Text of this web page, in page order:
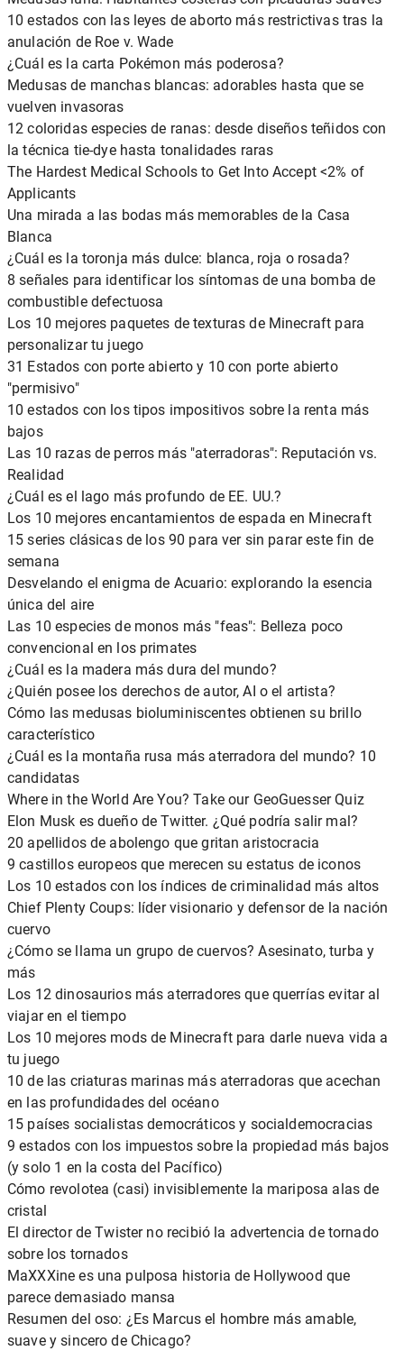
10 estados con las leyes de aborto más restrictivas tras la
anulación de Roe v. Wade
¿Cuál es la carta Pokémon más poderosa?
Medusas de manchas blancas: adorables hasta que se
vuelven invasoras
12 coloridas especies de ranas: desde diseños teñidos con
la técnica tie-dye hasta tonalidades raras
The Hardest Medical Schools to Get Into Accept <2% of
Applicants
Una mirada a las bodas más memorables de la Casa
Blanca
¿Cuál es la toronja más dulce: blanca, roja o rosada?
8 señales para identificar los síntomas de una bomba de
combustible defectuosa
Los 10 mejores paquetes de texturas de Minecraft para
personalizar tu juego
31 Estados con porte abierto y 10 con porte abierto
"permisivo"
10 estados con los tipos impositivos sobre la renta más
bajos
Las 10 razas de perros más "aterradoras": Reputación vs.
Realidad
¿Cuál es el lago más profundo de EE. UU.?
Los 10 mejores encantamientos de espada en Minecraft
15 series clásicas de los 90 para ver sin parar este fin de
semana
Desvelando el enigma de Acuario: explorando la esencia
única del aire
Las 10 especies de monos más "feas": Belleza poco
convencional en los primates
¿Cuál es la madera más dura del mundo?
¿Quién posee los derechos de autor, AI o el artista?
Cómo las medusas bioluminiscentes obtienen su brillo
característico
¿Cuál es la montaña rusa más aterradora del mundo? 10
candidatas
Where in the World Are You? Take our GeoGuesser Quiz
Elon Musk es dueño de Twitter. ¿Qué podría salir mal?
20 apellidos de abolengo que gritan aristocracia
9 castillos europeos que merecen su estatus de iconos
Los 10 estados con los índices de criminalidad más altos
Chief Plenty Coups: líder visionario y defensor de la nación
cuervo
¿Cómo se llama un grupo de cuervos? Asesinato, turba y
más
Los 12 dinosaurios más aterradores que querrías evitar al
viajar en el tiempo
Los 10 mejores mods de Minecraft para darle nueva vida a
tu juego
10 de las criaturas marinas más aterradoras que acechan
en las profundidades del océano
15 países socialistas democráticos y socialdemocracias
9 estados con los impuestos sobre la propiedad más bajos
(y solo 1 en la costa del Pacífico)
Cómo revolotea (casi) invisiblemente la mariposa alas de
cristal
El director de Twister no recibió la advertencia de tornado
sobre los tornados
MaXXXine es una pulposa historia de Hollywood que
parece demasiado mansa
Resumen del oso: ¿Es Marcus el hombre más amable,
suave y sincero de Chicago?